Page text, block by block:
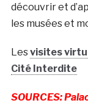
découvrir et
les musées et
Lesvisites
Cité Interdite
SOURCES: